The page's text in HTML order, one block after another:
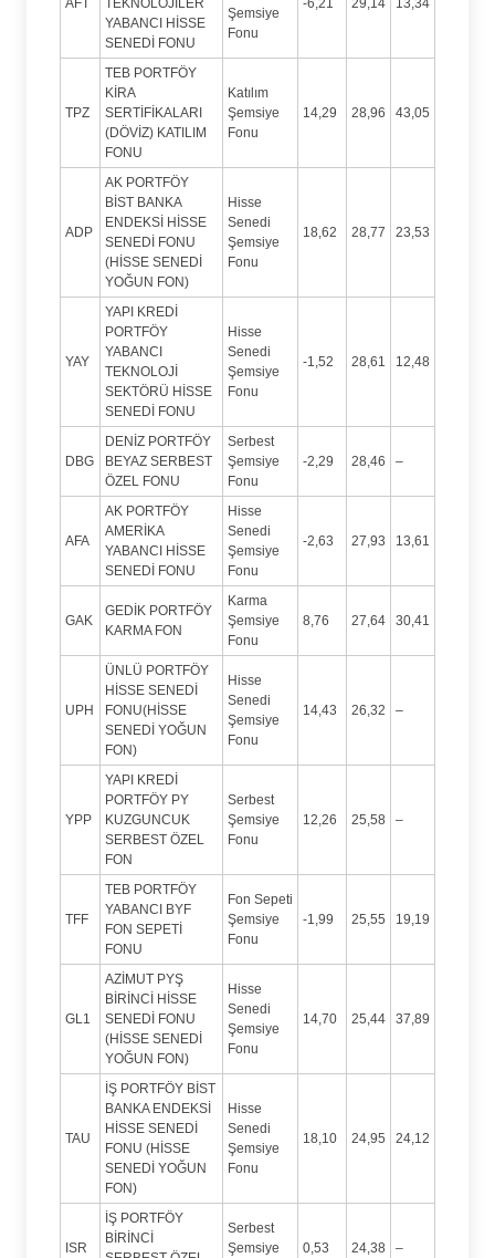
YABANCI HİSSE
SENEDİ FONU
Şemsiye
Fonu
TPZ
TEB PORTFÖY
KİRA
SERTİFİKALARI
(DÖVİZ) KATILIM
FONU
Katılım
Şemsiye
Fonu
14,29 28,96 43,05
ADP
AK PORTFÖY
BİST BANKA
ENDEKSİ HİSSE
SENEDİ FONU
(HİSSE SENEDİ
YOĞUN FON)
Hisse
Senedi
Şemsiye
Fonu
18,62 28,77 23,53
YAY
YAPI KREDİ
PORTFÖY
YABANCI
TEKNOLOJİ
SEKTÖRÜ HİSSE
SENEDİ FONU
Hisse
Senedi
Şemsiye
Fonu
-1,52 28,61 12,48
DBG
DENİZ PORTFÖY
BEYAZ SERBEST
ÖZEL FONU
Serbest
Şemsiye
Fonu
-2,29 28,46 –
AFA
AK PORTFÖY
AMERİKA
YABANCI HİSSE
SENEDİ FONU
Hisse
Senedi
Şemsiye
Fonu
-2,63 27,93 13,61
GAK
GEDİK PORTFÖY
KARMA FON
Karma
Şemsiye
Fonu
8,76 27,64 30,41
UPH
ÜNLÜ PORTFÖY
HİSSE SENEDİ
FONU(HİSSE
SENEDİ YOĞUN
FON)
Hisse
Senedi
Şemsiye
Fonu
14,43 26,32 –
YPP
YAPI KREDİ
PORTFÖY PY
KUZGUNCUK
SERBEST ÖZEL
FON
Serbest
Şemsiye
Fonu
12,26 25,58 –
TFF
TEB PORTFÖY
YABANCI BYF
FON SEPETİ
FONU
Fon Sepeti
Şemsiye
Fonu
-1,99 25,55 19,19
GL1
AZİMUT PYŞ
BİRİNCİ HİSSE
SENEDİ FONU
(HİSSE SENEDİ
YOĞUN FON)
Hisse
Senedi
Şemsiye
Fonu
14,70 25,44 37,89
TAU
İŞ PORTFÖY BİST
BANKA ENDEKSİ
HİSSE SENEDİ
FONU (HİSSE
SENEDİ YOĞUN
FON)
Hisse
Senedi
Şemsiye
Fonu
18,10 24,95 24,12
ISR
İŞ PORTFÖY
BİRİNCİ
Serbest
Şemsiye
0,53 24,38 –